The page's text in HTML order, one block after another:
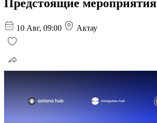
Предстоящие мероприятия
10 Авг, 09:00 Актау